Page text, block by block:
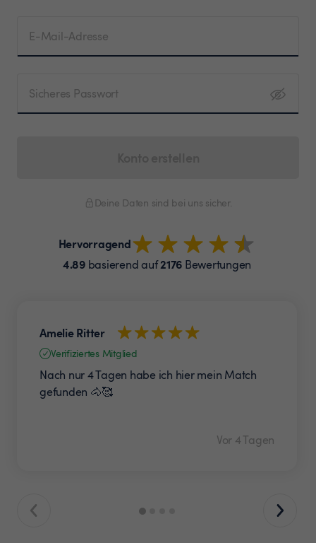
E-Mail-Adresse
Sicheres Passwort
Deine Daten sind bei uns sicher.
Hervorragend
4.89basierend auf2176 Bewertungen
Amelie Ritter
Verifiziertes Mitglied
Nach nur 4 Tagen habe ich hier mein Match
gefunden 🐴🥰
Vor 4 Tagen